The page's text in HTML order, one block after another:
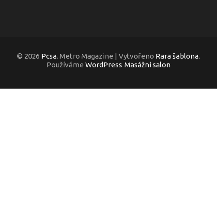
© 2026 Pcsa. Metro Magazine | Vytvořeno Rara šablona.
Používáme WordPress Masážní salon